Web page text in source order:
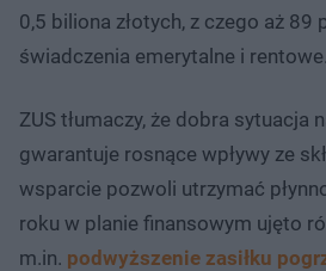
0,5 biliona złotych, z czego aż 89
świadczenia emerytalne i rentowe.
ZUS tłumaczy, że dobra sytuacja
gwarantuje rosnące wpływy ze
wsparcie pozwoli utrzymać
roku w planie finansowym ujęto
m.in. podwyższenie zasiłku